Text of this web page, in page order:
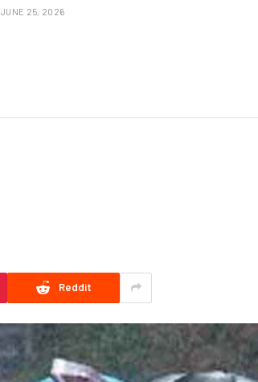
JUNE 25, 2026
Reddit